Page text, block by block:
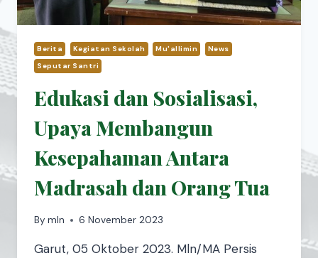
Berita Kegiatan Sekolah Mu'allimin
News
Seputar Santri
Edukasi dan Sosialisasi,
Upaya Membangun
Kesepahaman Antara
Madrasah dan Orang Tua
By mln 6 November 2023
Garut, 05 Oktober 2023. Mln/MA Persis